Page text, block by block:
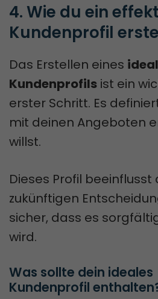
4. Wie du ein
Kundenprofil
Das Erstellen eines
Kundenprofils ist ein
erster Schritt. Es
mit deinen Angeboten
willst.
Dieses Profil beeinflusst
zukünftigen
sicher, dass es
wird.
Was sollte dein ideales
Kundenprofil